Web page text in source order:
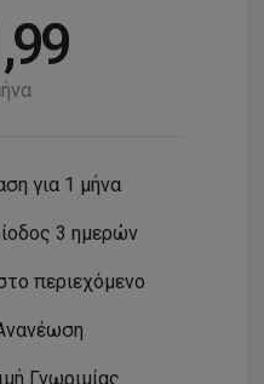
για 1 μήνα
3 ημερών
περιεχόμενο
Γνωριμίας